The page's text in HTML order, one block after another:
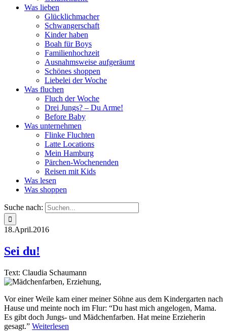
Was lieben
Glücklichmacher
Schwangerschaft
Kinder haben
Boah für Boys
Familienhochzeit
Ausnahmsweise aufgeräumt
Schönes shoppen
Liebelei der Woche
Was fluchen
Fluch der Woche
Drei Jungs? – Du Arme!
Before Baby
Was unternehmen
Flinke Fluchten
Latte Locations
Mein Hamburg
Pärchen-Wochenenden
Reisen mit Kids
Was lesen
Was shoppen
Suche nach:
18.April.2016
Sei du!
Text: Claudia Schaumann
Vor einer Weile kam einer meiner Söhne aus dem Kindergarten nach
Hause und meinte noch im Flur: “Du hast mich angelogen, Mama.
Es gibt doch Jungs- und Mädchenfarben. Hat meine Erzieherin
gesagt.” Weiterlesen